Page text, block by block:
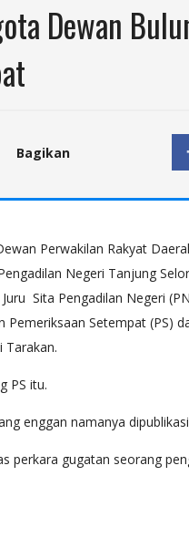
Dewan
Bagikan
Perwakilan Rakyat
Negeri Tanjung
Sita Pengadilan Negeri
Setempat (PS)
Tarakan.
PS itu.
enggan namanya
perkara gugatan seorang